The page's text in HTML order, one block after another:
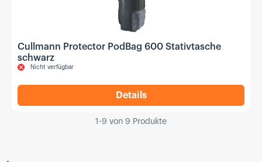
Cullmann Protector PodBag 600 Stativtasche
schwarz
Nicht verfügbar
Details
,Cullmann Protector
1 -9 von 9 Produkte